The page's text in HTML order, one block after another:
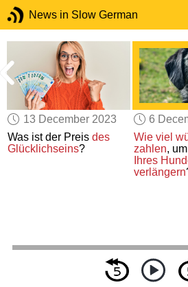
News in Slow German
13 December 2023
Was ist der Preisdes
Glücklichseins?
6
Wie viel
zahlen,
Ihres
verlängern